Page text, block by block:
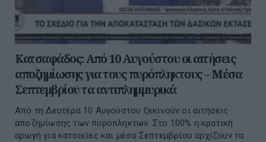
Κατσαφάδος: Από 10 Αυγούστου οι αιτήσεις
αποζημίωσης για τους πυρόπληκτους – Μέσα
Σεπτεμβρίου τα αντιπλημμυρικά
Από τη Δευτέρα 10 Αυγούστου ξεκινούν οι αιτήσεις
αποζημίωσης των πυρόπληκτων. Στο 100% η κρατική
αρωγή για κατοικίες και μέσα Σεπτεμβρίου αρχίζουν τα